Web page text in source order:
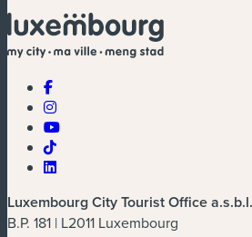
Luxembourg City Tourist Office a.s.b.l.
B.P. 181 | L2011 Luxembourg